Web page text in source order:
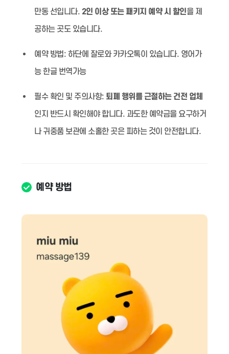
만동 선입니다. 2인 이상 또는 패키지 예약 시 할인을 제
공하는 곳도 있습니다.
예약 방법: 하단에 잘로와 카카오톡이 있습니다. 영어가
능 한글 번역가능
필수 확인 및 주의사항: 퇴폐 행위를 근절하는 건전 업체
인지 반드시 확인해야 합니다. 과도한 예약금을 요구하거
나 귀중품 보관에 소홀한 곳은 피하는 것이 안전합니다.
예약 방법